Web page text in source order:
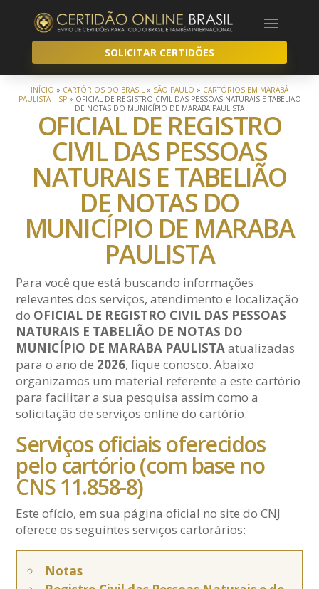
SOLICITAR CERTIDÕES
INÍCIO » CARTÓRIOS DO BRASIL » SÃO PAULO » CARTÓRIOS EM MARABÁ
PAULISTA – SP» OFICIAL DE REGISTRO CIVIL DAS PESSOAS NATURAIS E TABELIÃO
DE NOTAS DO MUNICÍPIO DE MARABA PAULISTA
OFICIAL DE REGISTRO
CIVIL DAS PESSOAS
NATURAIS E TABELIÃO
DE NOTAS DO
MUNICÍPIO DE MARABA
PAULISTA
Para você que está buscando informações
relevantes dos serviços, atendimento e localização
do OFICIAL DE REGISTRO CIVIL DAS PESSOAS
NATURAIS E TABELIÃO DE NOTAS DO
MUNICÍPIO DE MARABA PAULISTAatualizadas
para o ano de 2026, fique conosco. Abaixo
organizamos um material referente a este cartório
para facilitar a sua pesquisa assim como a
solicitação de serviços online do cartório.
Serviços oficiais oferecidos
pelo cartório (com base no
CNS 11.858-8)
Este ofício, em sua página oficial no site do CNJ
oferece os seguintes serviços cartorários:
Notas